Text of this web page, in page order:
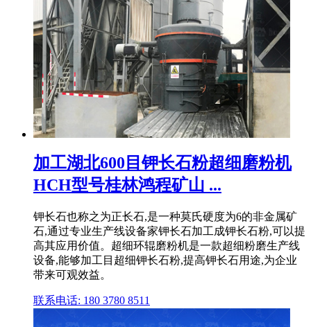
加工湖北600目钾长石粉超细磨粉机
HCH型号桂林鸿程矿山 ...
钾长石也称之为正长石,是一种莫氏硬度为6的非金属矿
石,通过专业生产线设备家钾长石加工成钾长石粉,可以提
高其应用价值。超细环辊磨粉机是一款超细粉磨生产线
设备,能够加工目超细钾长石粉,提高钾长石用途,为企业
带来可观效益。
联系电话: 180 3780 8511